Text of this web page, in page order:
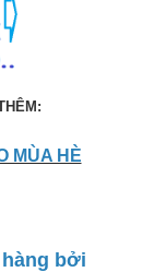
MÙA HÈ
bởi